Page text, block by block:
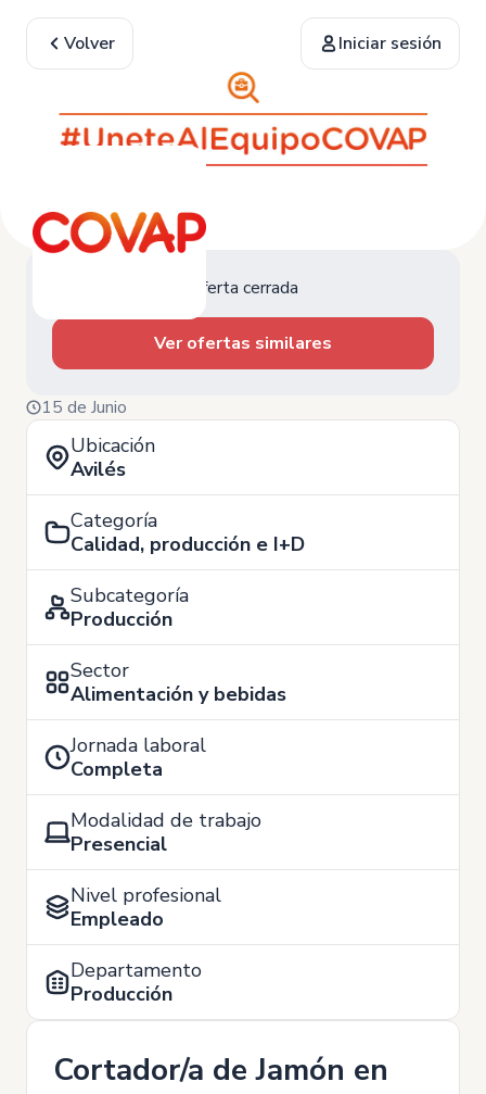
Volver Iniciar sesión
Oferta cerrada
Ver ofertas similares
15 de Junio
Ubicación
Avilés
Categoría
Calidad, producción e I+D
Subcategoría
Producción
Sector
Alimentación y bebidas
Jornada laboral
Completa
Modalidad de trabajo
Presencial
Nivel profesional
Empleado
Departamento
Producción
Cortador/a de Jamón en